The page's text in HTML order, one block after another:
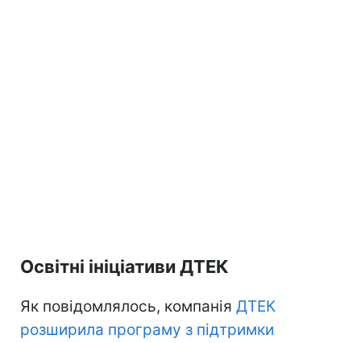
Освітні ініціативи ДТЕК
Як повідомлялось, компанія ДТЕК
розширила програму з підтримки